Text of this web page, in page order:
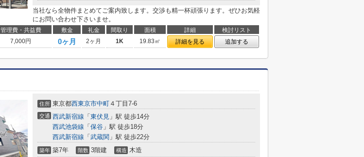
当社なら全物件まとめてご案内致します。交渉も精一杯頑張ります。ぜひお気軽
にお問い合わせ下さいませ。
管理費・共益費 敷金 礼金 間取り 面積 詳細
検討リスト
7,000円 0ヶ月 2ヶ月 1K 19.83㎡ 詳細を見る 追加する
住所 東京都西東京市中町 ４丁目7-6
交通 西武新宿線 「 東伏見 」駅 徒歩14分
西武池袋線 「 保谷 」駅 徒歩18分
西武新宿線 「 武蔵関 」駅 徒歩22分
築年 築7年 階数 3階建 構造 木造